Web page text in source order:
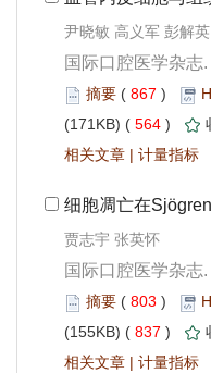
尹晓敏 高义军 彭解英
867 )
564 )
|
贾志宇 张英怀
803 )
837 )
|